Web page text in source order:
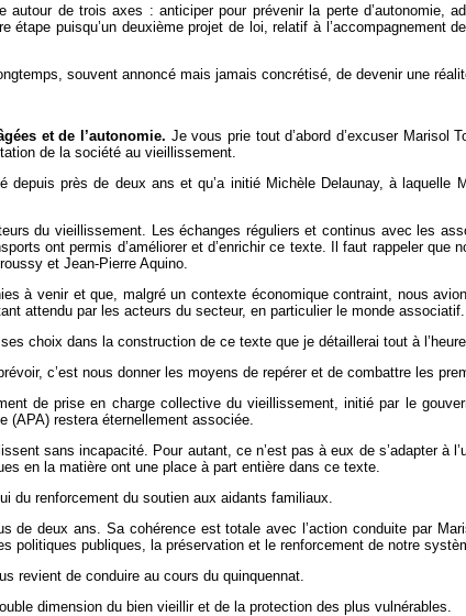
de trois axes : anticiper pour prévenir la perte d’autonomie,
étape puisqu’un deuxième projet de loi, relatif à l’accompagnement
souvent annoncé mais jamais concrétisé, de devenir une
et de l’autonomie. Je vous prie tout d’abord d’excuser Marisol
de la société au vieillissement.
près de deux ans et qu’a initié Michèle Delaunay, à laquelle
du vieillissement. Les échanges réguliers et continus avec les
ont permis d’améliorer et d’enrichir ce texte. Il faut rappeler que
et Jean-Pierre Aquino.
à venir et que, malgré un contexte économique contraint, nous
attendu par les acteurs du secteur, en particulier le monde associatif.
choix dans la construction de ce texte que je détaillerai tout à l’heure.
c’est nous donner les moyens de repérer et de combattre les
de prise en charge collective du vieillissement, initié par le
(APA) restera éternellement associée.
sans incapacité. Pour autant, ce n’est pas à eux de s’adapter à
en la matière ont une place à part entière dans ce texte.
du renforcement du soutien aux aidants familiaux.
de deux ans. Sa cohérence est totale avec l’action conduite par
publiques, la préservation et le renforcement de notre
revient de conduire au cours du quinquennat.
dimension du bien vieillir et de la protection des plus vulnérables.